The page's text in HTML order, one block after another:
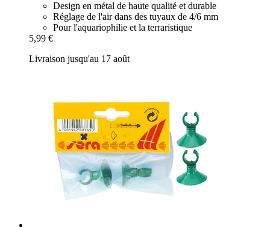
Design en métal de haute qualité et durable
Réglage de l'air dans des tuyaux de 4/6 mm
Pour l'aquariophilie et la terraristique
5,99 €
Livraison jusqu'au 17 août